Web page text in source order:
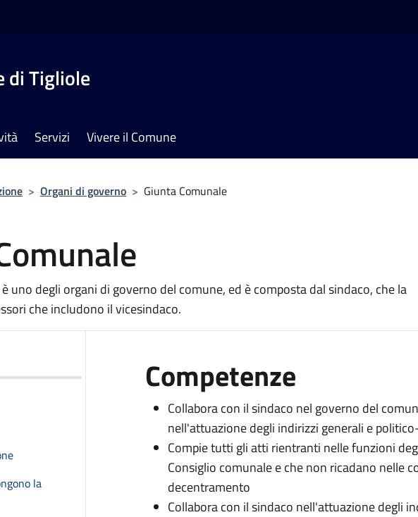
di Tigliole
Servizi Vivere il Comune
> Organi di governo > Giunta Comunale
uno degli organi di governo del comune, ed è composta dal sindaco, che la
che includono il vicesindaco.
la
Competenze
Collabora con il sindaco nel governo del
nell'attuazione degli indirizzi generali e
Compie tutti gli atti rientranti nelle funzioni
Consiglio comunale e che non ricadano nelle
decentramento
Collabora con il sindaco nell'attuazione degli